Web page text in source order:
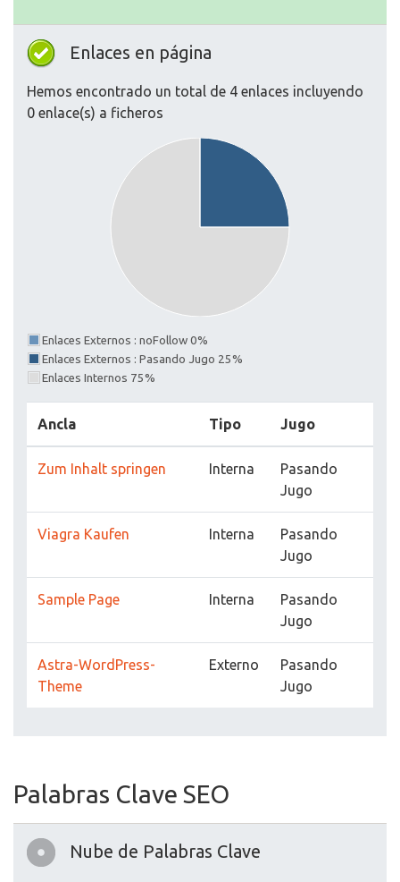
Enlaces en página
Hemos encontrado un total de 4 enlaces incluyendo
0 enlace(s) a ficheros
Enlaces Externos : noFollow 0%
Enlaces Externos : Pasando Jugo 25%
Enlaces Internos 75%
Ancla Tipo Jugo
Zum Inhalt springen Interna
Pasando
Jugo
Viagra Kaufen Interna
Pasando
Jugo
Sample Page Interna
Pasando
Jugo
Astra-WordPress-
Theme
Externo
Pasando
Jugo
Palabras Clave SEO
Nube de Palabras Clave